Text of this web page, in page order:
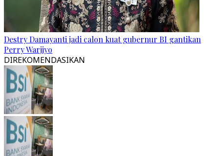
Destry Damayanti jadi calon kuat gubernur BI gantikan
Perry Warjiyo
DIREKOMENDASIKAN